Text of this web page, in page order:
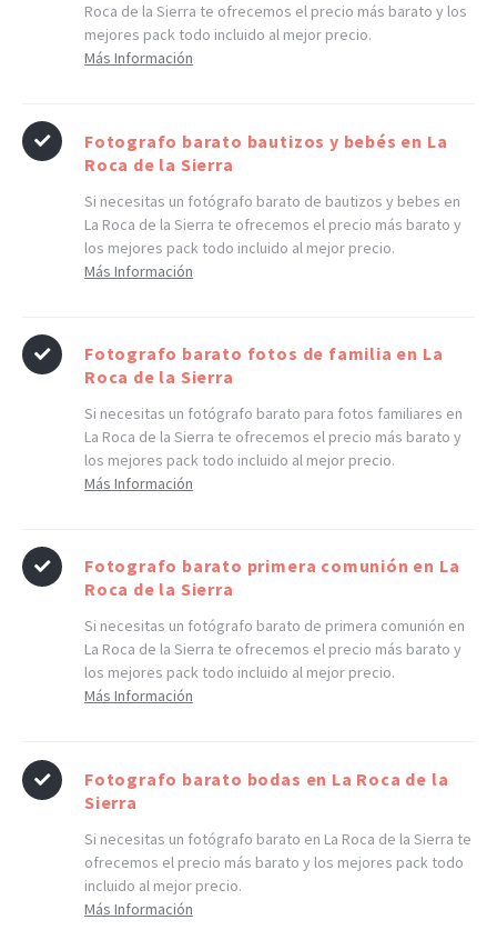
Roca de la Sierra te ofrecemos el precio más barato y los
mejores pack todo incluido al mejor precio.
Más Información
Fotografo barato bautizos y bebés en La
Roca de la Sierra
Si necesitas un fotógrafo barato de bautizos y bebes en
La Roca de la Sierra te ofrecemos el precio más barato y
los mejores pack todo incluido al mejor precio.
Más Información
Fotografo barato fotos de familia en La
Roca de la Sierra
Si necesitas un fotógrafo barato para fotos familiares en
La Roca de la Sierra te ofrecemos el precio más barato y
los mejores pack todo incluido al mejor precio.
Más Información
Fotografo barato primera comunión en La
Roca de la Sierra
Si necesitas un fotógrafo barato de primera comunión en
La Roca de la Sierra te ofrecemos el precio más barato y
los mejores pack todo incluido al mejor precio.
Más Información
Fotografo barato bodas en La Roca de la
Sierra
Si necesitas un fotógrafo barato en La Roca de la Sierra te
ofrecemos el precio más barato y los mejores pack todo
incluido al mejor precio.
Más Información